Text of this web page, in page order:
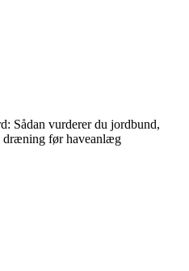
Sådan vurderer du jordbund,
før haveanlæg